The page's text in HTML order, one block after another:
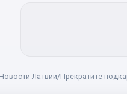
Новости Латвии/Прекратите